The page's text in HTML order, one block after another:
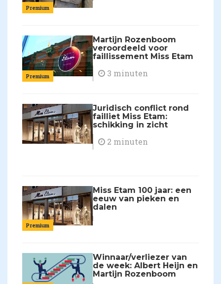
Premium
Premium
Martijn Rozenboom
veroordeeld voor
faillissement Miss Etam
3 minuten
Juridisch conflict rond
failliet Miss Etam:
schikking in zicht
2 minuten
Premium
Miss Etam 100 jaar: een
eeuw van pieken en
dalen
Winnaar/verliezer van
de week: Albert Heijn en
Martijn Rozenboom